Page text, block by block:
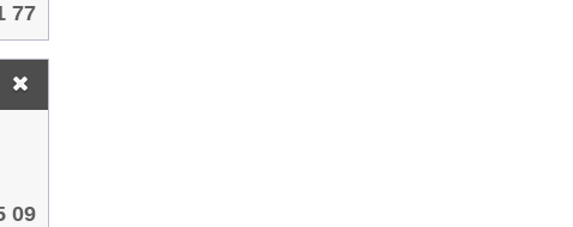
77
09